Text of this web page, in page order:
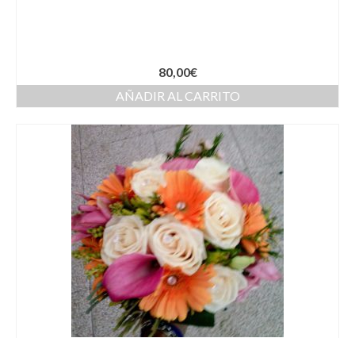
80,00€
AÑADIR AL CARRITO